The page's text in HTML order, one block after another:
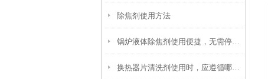
除焦剂使用方法
锅炉液体除焦剂使用便捷，无需停炉即可在线投加
换热器片清洗剂使用时，应遵循哪些步骤？